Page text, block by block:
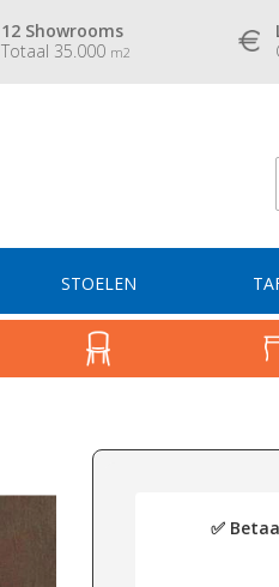
12 Showrooms
Totaal 35.000 m2
STOELEN
✅